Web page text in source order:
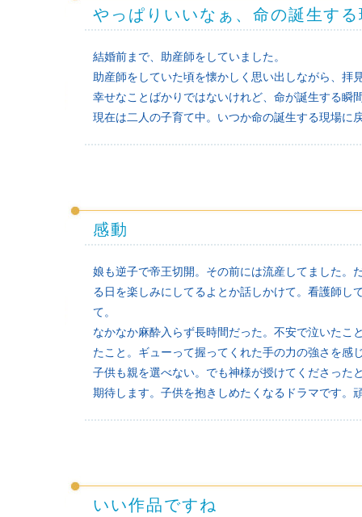
やっぱりいいなぁ、命の誕生す
結婚前まで、助産師をしていました。
助産師をしていた頃を懐かしく思い出しながら、拝
幸せなことばかりではないけれど、命が誕生する瞬
現在は二人の子育て中。いつか命の誕生する現場に
感動
娘も逆子で帝王切開。その前には流産してました。
る日を楽しみにしてるよとか話しかけて。看護師し
て。
なかなか麻酔入らず長時間だった。不安で泣いたこ
たこと。ギューって握ってくれた手の力の強さを感
子供も親を選べない。でも神様が授けてくださった
期待します。子供を抱きしめたくなるドラマです。
いい作品ですね